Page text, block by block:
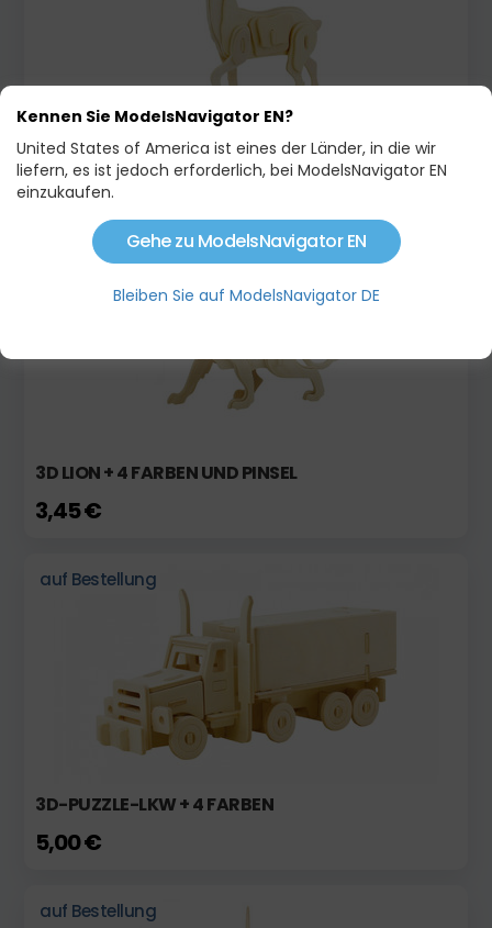
3D DEER NATUR + 4 FARBEN UND PINSEL
3,45 €
auf Bestellung
3D LION + 4 FARBEN UND PINSEL
3,45 €
auf Bestellung
3D-PUZZLE-LKW + 4 FARBEN
5,00 €
auf Bestellung
Kennen Sie ModelsNavigator EN?
United States of America ist eines der Länder, in die wir
liefern, es ist jedoch erforderlich, bei ModelsNavigator EN
einzukaufen.
Gehe zu ModelsNavigator EN
Bleiben Sie auf ModelsNavigator DE